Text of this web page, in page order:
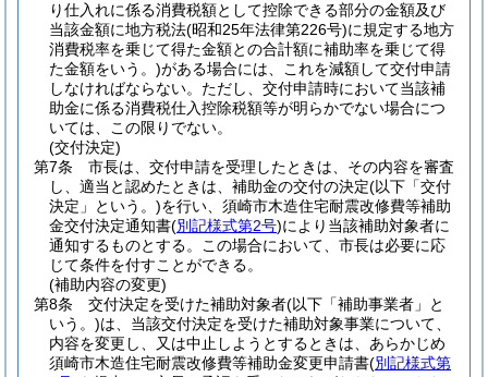
り仕入れに係る消費税額として控除できる部分の金額及び
当該金額に地方税法(昭和25年法律第226号)に規定する地方
消費税率を乗じて得た金額との合計額に補助率を乗じて得
た金額をいう。)がある場合には、これを減額して交付申請
しなければならない。 ただし、交付申請時において当該補
助金に係る消費税仕入控除税額等が明らかでない場合につ
いては、この限りでない。
(交付決定)
第7条
市長は、交付申請を受理したときは、その内容を審査
し、適当と認めたときは、補助金の交付の決定(以下「交付
決定」という。)を行い、須崎市木造住宅耐震改修費等補助
金交付決定通知書(別記様式第2号)により当該補助対象者に
通知するものとする。
この場合において、市長は必要に応
じて条件を付すことができる。
(補助内容の変更)
第8条
交付決定を受けた補助対象者(以下「補助事業者」と
いう。)は、当該交付決定を受けた補助対象事業について、
内容を変更し、又は中止しようとするときは、あらかじめ
須崎市木造住宅耐震改修費等補助金変更申請書(別記様式第